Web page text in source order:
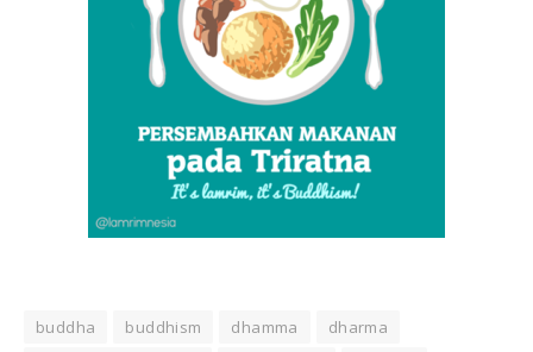
buddha buddhism dhamma
dharma